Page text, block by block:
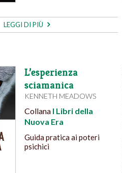
LEGGI DI PIÙ
L’esperienza
sciamanica
KENNETH MEADOWS
Collana I Libri della
Nuova Era
Guida pratica ai poteri
psichici